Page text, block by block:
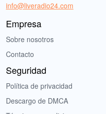
info@liveradio24.com
Empresa
Sobre nosotros
Contacto
Seguridad
Política de privacidad
Descargo de DMCA